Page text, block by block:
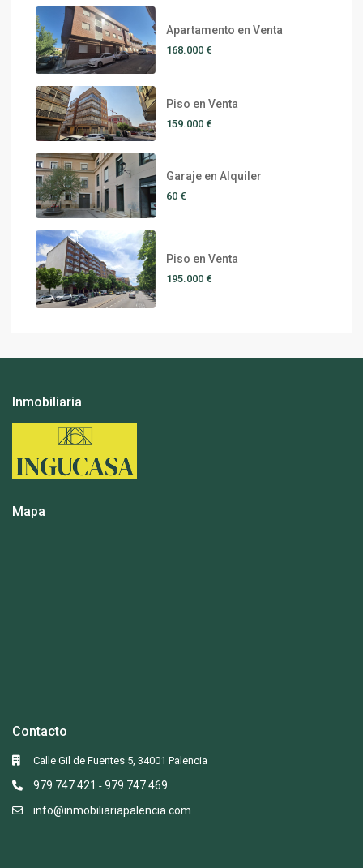
Apartamento en Venta
168.000 €
Piso en Venta
159.000 €
Garaje en Alquiler
60 €
Piso en Venta
195.000 €
Inmobiliaria
Mapa
Contacto
Calle Gil de Fuentes 5, 34001 Palencia
979 747 421 -979 747 469
info@inmobiliariapalencia.com